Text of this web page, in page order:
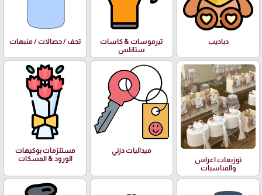
دباديب
ثيرموسات & كاسات
ستانلس
تحف / حصالات / منبهات
توزيعات اعراس
والمناسبات
ميداليات دزني
مستلزمات بوكيهات
الورود & المسكات